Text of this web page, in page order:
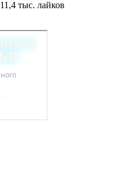
11,4 тыс. лайков